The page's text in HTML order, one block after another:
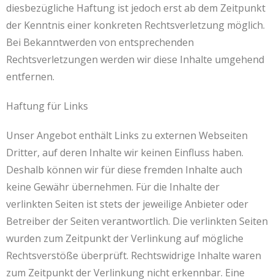
diesbezügliche Haftung ist jedoch erst ab dem Zeitpunkt
der Kenntnis einer konkreten Rechtsverletzung möglich.
Bei Bekanntwerden von entsprechenden
Rechtsverletzungen werden wir diese Inhalte umgehend
entfernen.
Haftung für Links
Unser Angebot enthält Links zu externen Webseiten
Dritter, auf deren Inhalte wir keinen Einfluss haben.
Deshalb können wir für diese fremden Inhalte auch
keine Gewähr übernehmen. Für die Inhalte der
verlinkten Seiten ist stets der jeweilige Anbieter oder
Betreiber der Seiten verantwortlich. Die verlinkten Seiten
wurden zum Zeitpunkt der Verlinkung auf mögliche
Rechtsverstöße überprüft. Rechtswidrige Inhalte waren
zum Zeitpunkt der Verlinkung nicht erkennbar. Eine